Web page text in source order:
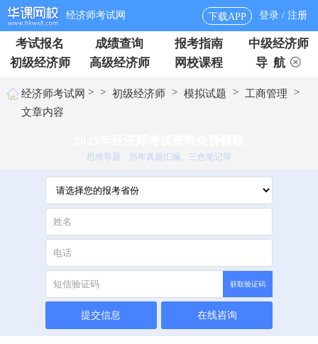
经济师考试网 下载APP 登录 / 注册
考试报名 成绩查询 报考指南
中级经济师
初级经济师
高级经济师 网校课程 导 航
经济师考试网 > > 初级经济师 > 模拟试题 > 工商管理
>
文章内容
思维导题、历年真题汇编、三色笔记等
获取验证码
提交信息 在线咨询